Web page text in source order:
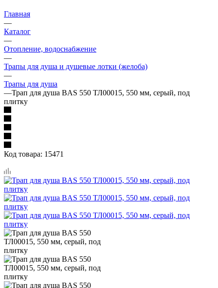
Главная
—
Каталог
—
Отопление, водоснабжение
—
Трапы для душа и душевые лотки (желоба)
—
Трапы для душа
—Трап для душа BAS 550 ТЛ00015, 550 мм, серый, под
плитку
Код товара: 15471